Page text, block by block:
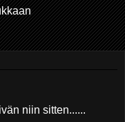
niin sitten......